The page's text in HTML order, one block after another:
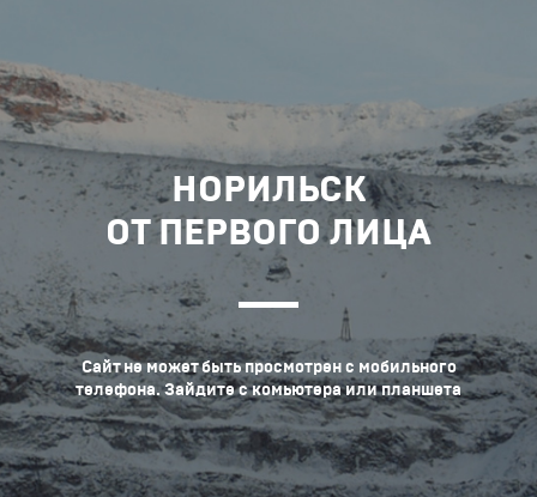
НОРИЛЬСК
ОТ ПЕРВОГО ЛИЦА
Сайт не может быть просмотрен с мобильного
телефона. Зайдите с комьютера или планшета